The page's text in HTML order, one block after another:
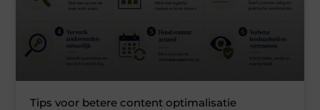
Tips voor betere content optimalisatie